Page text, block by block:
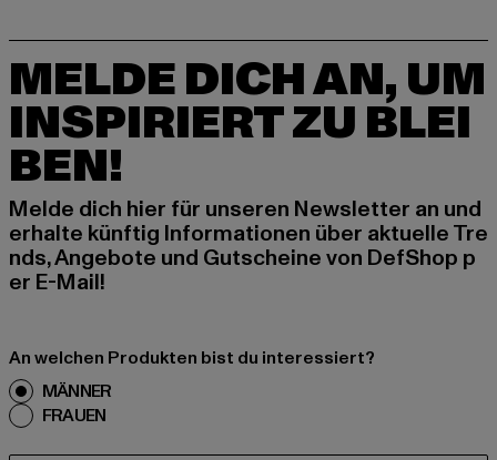
MELDE DICH AN, UM
INSPIRIERT ZU BLEI
BEN!
Melde dich hier für unseren Newsletter an und
erhalte künftig Informationen über aktuelle Tre
nds, Angebote und Gutscheine von DefShop p
er E-Mail!
An welchen Produkten bist du interessiert?
MÄNNER
FRAUEN